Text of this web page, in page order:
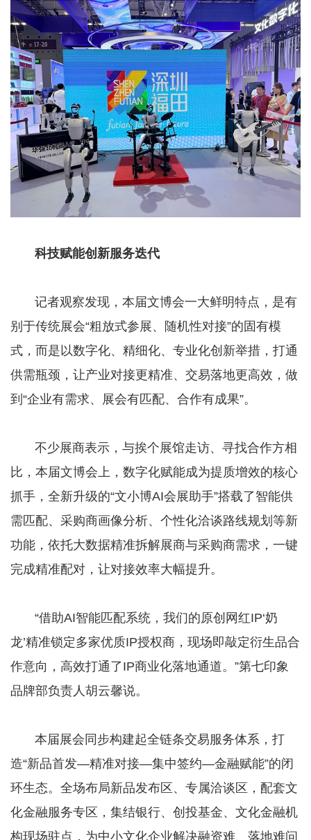
科技赋能创新服务迭代
​​​​​​​ 记者观察发现，本届文博会一大鲜明特点，是有
别于传统展会“粗放式参展、随机性对接”的固有模
式，而是以数字化、精细化、专业化创新举措，打通
供需瓶颈，让产业对接更精准、交易落地更高效，做
到“企业有需求、展会有匹配、合作有成果”。
​​​​​​​ 不少展商表示，与挨个展馆走访、寻找合作方相
比，本届文博会上，数字化赋能成为提质增效的核心
抓手，全新升级的“文小博AI会展助手”搭载了智能供
需匹配、采购商画像分析、个性化洽谈路线规划等新
功能，依托大数据精准拆解展商与采购商需求，一键
完成精准配对，让对接效率大幅提升。
​​​​​​​ “借助AI智能匹配系统，我们的原创网红IP‘奶
龙’精准锁定多家优质IP授权商，现场即敲定衍生品合
作意向，高效打通了IP商业化落地通道。”第七印象
品牌部负责人胡云馨说。
​​​​​​​ 本届展会同步构建起全链条交易服务体系，打
造“新品首发—精准对接—集中签约—金融赋能”的闭
环生态。全场布局新品发布区、专属洽谈区，配套文
化金融服务专区，集结银行、创投基金、文化金融机
构现场驻点，为中小文化企业解决融资难、落地难问